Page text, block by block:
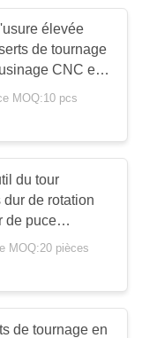
7
élevée
de tournage
CNC en
MOQ:10 pcs
du tour
de rotation
de puce
MC
MOQ:20 pièces
de tournage en